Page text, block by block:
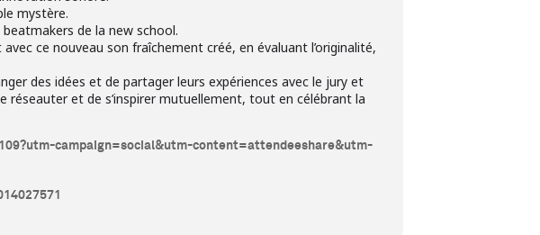
mystère.
de la new school.
ce nouveau son fraîchement créé, en évaluant l’originalité,
des idées et de partager leurs expériences avec le jury et
réseauter et de s’inspirer mutuellement, tout en célébrant la
campaign=social&utm-content=attendeeshare&utm-